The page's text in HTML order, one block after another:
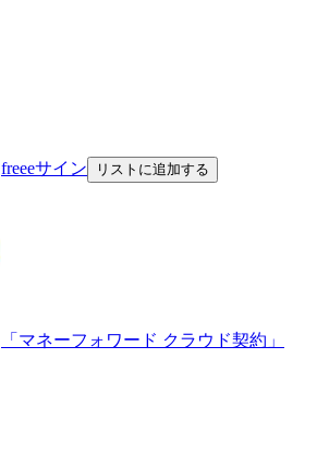
freeeサイン リストに追加する
「マネーフォワード クラウド契約」